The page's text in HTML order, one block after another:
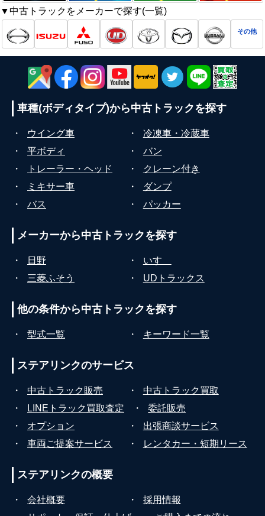
▼中古トラックをメーカーで探す(一覧)
その他
車種(ボディタイプ)から中古トラックを探す
・ ウイング車 ・
冷凍車・冷蔵車
・
平ボディ ・
バン
・
トレーラー・ヘッド ・
クレーン付き
・
ミキサー車 ・
ダンプ
・
バス ・ パッカー
メーカーから中古トラックを探す
・ 日野 ・
いすゞ
・
三菱ふそう ・ UDトラックス
他の条件から中古トラックを探す
・ 型式一覧 ・ キーワード一覧
ステアリンクのサービス
・ 中古トラック販売 ・
中古トラック買取
・
LINEトラック買取査定 ・
委託販売
・
オプション ・
出張商談サービス
・
車両ご提案サービス ・ レンタカー・短期リース
ステアリンクの概要
・ 会社概要 ・
採用情報